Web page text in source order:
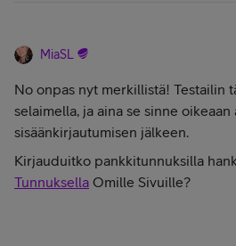
MiaSL
No onpas nyt merkillistä! Testailin
selaimella, ja aina se sinne
sisäänkirjautumisen jälkeen.
Kirjauduitko pankkitunnuksilla
Tunnuksella Omille Sivuille?